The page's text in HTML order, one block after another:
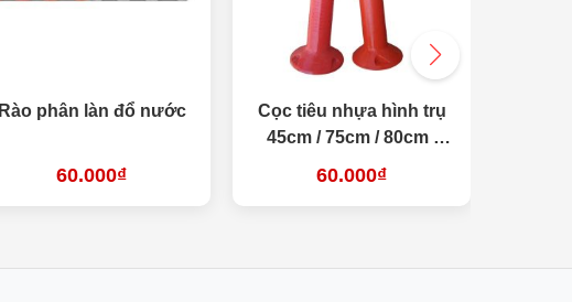
Rào phân làn đổ nước
60.000₫
Cọc tiêu nhựa hình trụ
45cm / 75cm / 80cm /
60.000₫